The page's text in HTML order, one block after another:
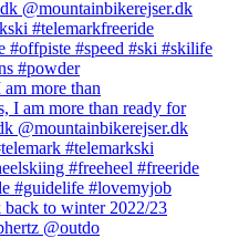
more than
@outdo